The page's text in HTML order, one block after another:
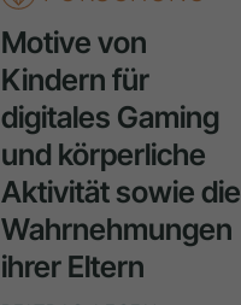
Motive von
Kindern für
digitales Gaming
und körperliche
Aktivität sowie die
Wahrnehmungen
ihrer Eltern